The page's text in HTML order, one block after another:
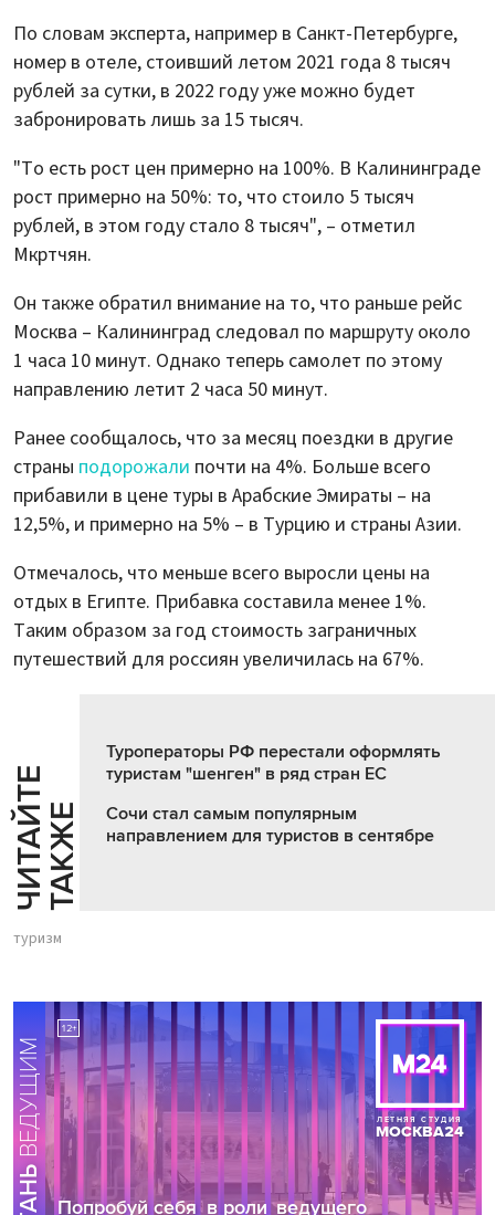
По словам эксперта, например в Санкт-Петербурге,
номер в отеле, стоивший летом 2021 года 8 тысяч
рублей за сутки, в 2022 году уже можно будет
забронировать лишь за 15 тысяч.
"То есть рост цен примерно на 100%. В Калининграде
рост примерно на 50%: то, что стоило 5 тысяч
рублей, в этом году стало 8 тысяч", – отметил
Мкртчян.
Он также обратил внимание на то, что раньше рейс
Москва – Калининград следовал по маршруту около
1 часа 10 минут. Однако теперь самолет по этому
направлению летит 2 часа 50 минут.
Ранее сообщалось, что за месяц поездки в другие
страны подорожали почти на 4%. Больше всего
прибавили в цене туры в Арабские Эмираты – на
12,5%, и примерно на 5% – в Турцию и страны Азии.
Отмечалось, что меньше всего выросли цены на
отдых в Египте. Прибавка составила менее 1%.
Таким образом за год стоимость заграничных
путешествий для россиян увеличилась на 67%.
Ч
И
Т
АЙ
Т
Е
Т
А
К
ЖЕ
Туроператоры РФ перестали оформлять
туристам "шенген" в ряд стран ЕС
Сочи стал самым популярным
направлением для туристов в сентябре
туризм